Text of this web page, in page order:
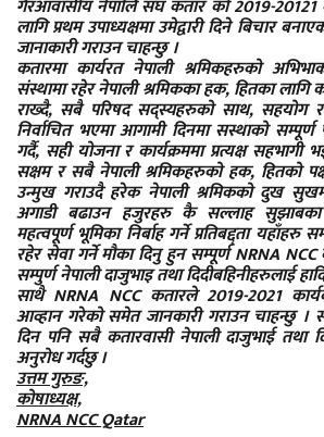
गैरआवासीय नेपालि संघ कतार को 2019-20121
लागि प्रथम उपाध्यक्षमा उमेद्वारी दिने बिचार
जानाकारी गराउन चाहन्छु ।
कतारमा कार्यरत नेपाली श्रमिकहरुको
संस्थामा रहेर नेपाली श्रमिकका हक, हितका लागि
राख्दै, सबै परिषद सद्स्यहरुको साथ, सहयोग
निर्वाचित भएमा आगामी दिनमा सस्थाको सम्पूर्ण
गर्दै, सही योजना र कार्यक्रममा प्रत्यक्ष
सक्षम र सबै नेपाली श्रमिकहरुको हक, हितको
उन्मुख गराउदै हरेक नेपाली श्रमिकको दुख
अगाडी बढाउन हजुरहरु कै सल्लाह
महत्वपूर्ण भूमिका निर्बाह गर्ने प्रतिबद्द्ता यहाँहरु
रहेर सेवा गर्ने मौका दिनु हुन सम्पूर्ण NRNA
सम्पुर्ण नेपाली दाजुभाइ तथा दिदीबहिनीहरुलाई
साथै NRNA NCC कतारले 2019-2021
आव्हान गरेको समेत जानकारी गराउन चाहन्छु ।
दिन पनि सबै कतारवासी नेपाली दाजुभाई तथा
अनुरोध गर्दछु ।
उत्तम गुरुङ,
कोषाध्यक्ष,
NRNA NCC Qatar